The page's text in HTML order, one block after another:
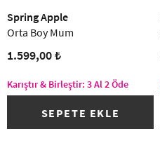
Spring Apple
Orta Boy Mum
1.599,00 ₺
Karıştır & Birleştir: 3 Al 2 Öde
SEPETE EKLE